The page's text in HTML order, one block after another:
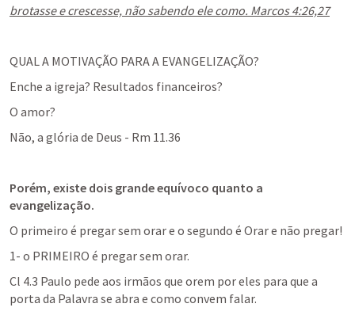
brotasse e crescesse, não sabendo ele como. Marcos 4:26,27
QUAL A MOTIVAÇÃO PARA A EVANGELIZAÇÃO?
Enche a igreja? Resultados financeiros?
O amor?
Não, a glória de Deus - Rm 11.36
Porém, existe dois grande equívoco quanto a
evangelização.
O primeiro é pregar sem orar e o segundo é Orar e não pregar!
1- o PRIMEIRO é pregar sem orar.
Cl 4.3 Paulo pede aos irmãos que orem por eles para que a
porta da Palavra se abra e como convem falar.